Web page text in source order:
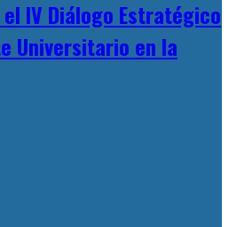
IV Diálogo Estratégico
Universitario en la